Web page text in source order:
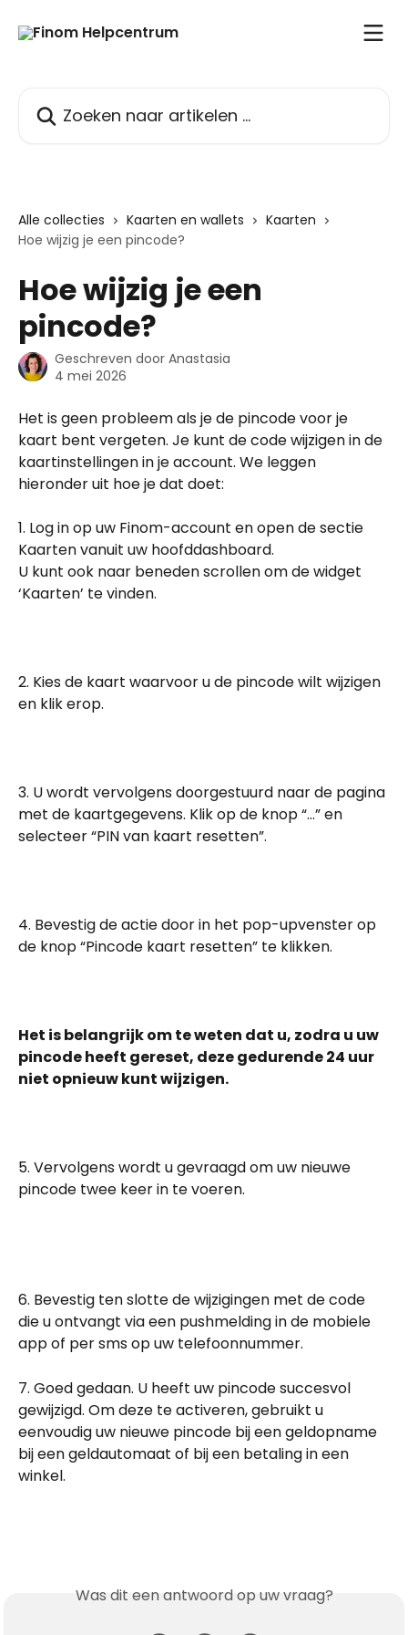
Alle collecties Kaarten en wallets
Kaarten
Hoe wijzig je een pincode?
Hoe wijzig je een
pincode?
Geschreven door Anastasia
4 mei 2026
Het is geen probleem als je de pincode voor je
kaart bent vergeten. Je kunt de code wijzigen in de
kaartinstellingen in je account. We leggen
hieronder uit hoe je dat doet:
1. Log in op uw Finom-account en open de sectie
Kaarten vanuit uw hoofddashboard.
U kunt ook naar beneden scrollen om de widget
‘Kaarten’ te vinden.
2. Kies de kaart waarvoor u de pincode wilt wijzigen
en klik erop.
3. U wordt vervolgens doorgestuurd naar de pagina
met de kaartgegevens. Klik op de knop “…” en
selecteer “PIN van kaart resetten”.
4. Bevestig de actie door in het pop-upvenster op
de knop “Pincode kaart resetten” te klikken.
Het is belangrijk om te weten dat u, zodra u uw
pincode heeft gereset, deze gedurende 24 uur
niet opnieuw kunt wijzigen.
5. Vervolgens wordt u gevraagd om uw nieuwe
pincode twee keer in te voeren.
6. Bevestig ten slotte de wijzigingen met de code
die u ontvangt via een pushmelding in de mobiele
app of per sms op uw telefoonnummer.
7. Goed gedaan. U heeft uw pincode succesvol
gewijzigd. Om deze te activeren, gebruikt u
eenvoudig uw nieuwe pincode bij een geldopname
bij een geldautomaat of bij een betaling in een
winkel.
Was dit een antwoord op uw vraag?